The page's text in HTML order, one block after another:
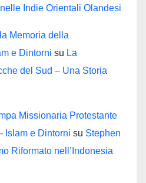
Indie Orientali Olandesi
Memoria della
e Dintorni su La
del Sud – Una Storia
Missionaria Protestante
Islam e Dintorni su Stephen
Riformato nell’Indonesia